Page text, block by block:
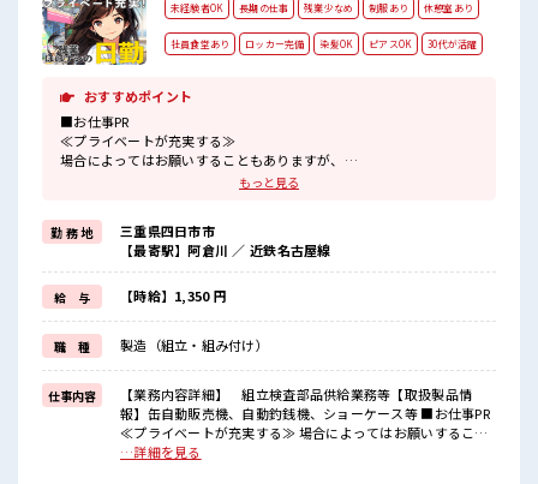
未経験者OK 長期の仕事 残業少なめ 制服あり 休憩室あり
社員食堂あり ロッカー完備 染髪OK ピアスOK 30代が活躍
おすすめポイント
■お仕事PR
≪プライベートが充実する≫
場合によってはお願いすることもありますが、
明るすぎたり奇抜でなければ基本的に自由！
(規定有)≪機能的な制服アリ≫
制服があるので、
毎日の服装の悩み解消♪
≪初めての仕事だけど自分にもできそう≫
新しいことにチャレンジするのは不安だけど、
しっかり働く環境が整っています！
イチからスキルUP・ステップUP目指していきましょう！
≪収入アップを目指せる≫
高時給だらけの派遣のお仕事です！
■職場の雰囲気
派手すぎなければ多少のヘアカラーもOKなのはウレシイPoint☆
もっと見る
勤 務 地
三重県四日市市
【最寄駅】阿倉川 ／ 近鉄名古屋線
給 与 【時給】1,350 円
職 種 製造（組立・組み付け）
仕事内容
【業務内容詳細】 組立検査部品供給業務等【取扱製品情
報】缶自動販売機、自動釣銭機、ショーケース等 ■お仕事PR
≪プライベートが充実する≫ 場合によってはお願いすること
もありますが、 残業はほとんどナシ！ ≪ヘアカラーOKで自
…詳細を見る